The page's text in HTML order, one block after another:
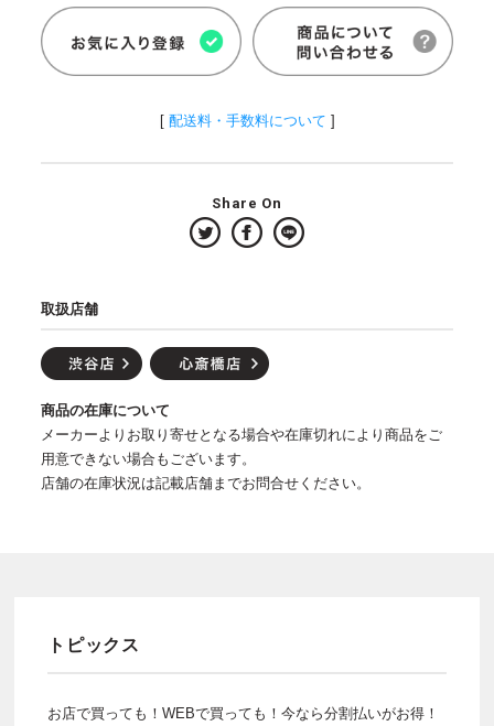
[ 配送料・手数料について ]
Share On
取扱店舗
商品の在庫について
メーカーよりお取り寄せとなる場合や在庫切れにより商品をご
用意できない場合もございます。
店舗の在庫状況は記載店舗までお問合せください。
トピックス
お店で買っても！WEBで買っても！今なら分割払いがお得！